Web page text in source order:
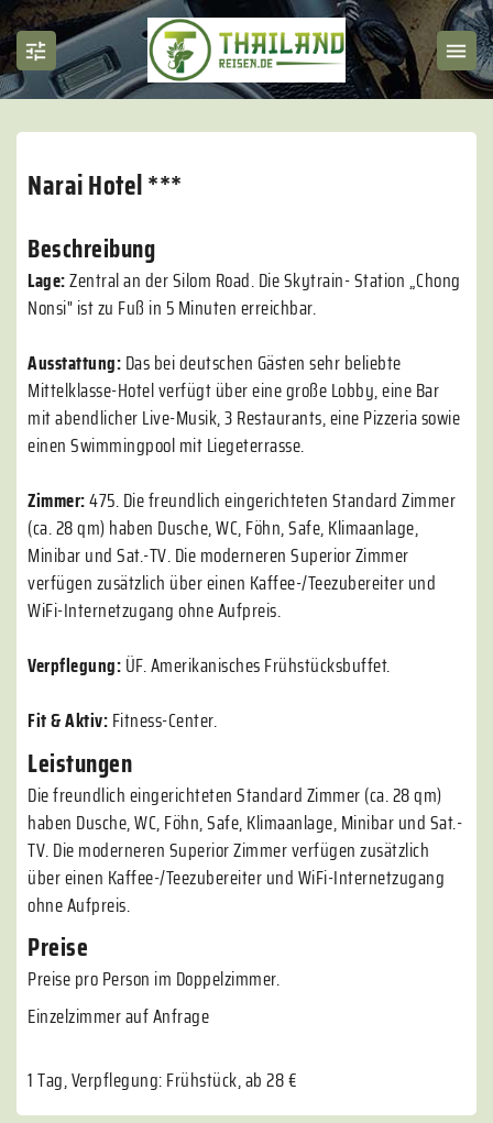
Narai Hotel ***
Beschreibung
Lage:Zentral an der Silom Road. Die Skytrain- Station „Chong
Nonsi" ist zu Fuß in 5 Minuten erreichbar.
Ausstattung:Das bei deutschen Gästen sehr beliebte
Mittelklasse-Hotel verfügt über eine große Lobby, eine Bar
mit abendlicher Live-Musik, 3 Restaurants, eine Pizzeria sowie
einen Swimmingpool mit Liegeterrasse.
Zimmer:475. Die freundlich eingerichteten Standard Zimmer
(ca. 28 qm) haben Dusche, WC, Föhn, Safe, Klimaanlage,
Minibar und Sat.-TV. Die moderneren Superior Zimmer
verfügen zusätzlich über einen Kaffee-/Teezubereiter und
WiFi-Internetzugang ohne Aufpreis.
Verpflegung:ÜF. Amerikanisches Frühstücksbuffet.
Fit & Aktiv:Fitness-Center.
Leistungen
Die freundlich eingerichteten Standard Zimmer (ca. 28 qm)
haben Dusche, WC, Föhn, Safe, Klimaanlage, Minibar und Sat.-
TV. Die moderneren Superior Zimmer verfügen zusätzlich
über einen Kaffee-/Teezubereiter und WiFi-Internetzugang
ohne Aufpreis.
Preise
Preise pro Person im Doppelzimmer.
Einzelzimmer auf Anfrage
1 Tag, Verpflegung: Frühstück, ab 28 €